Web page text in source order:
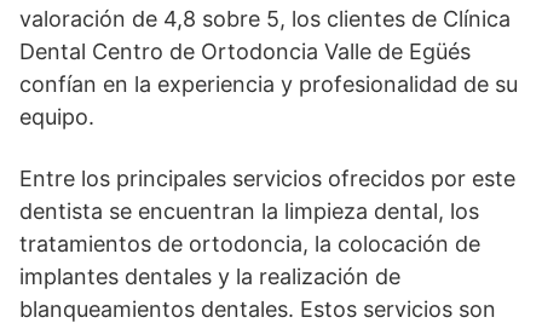
valoración de 4,8 sobre 5, los clientes de Clínica
Dental Centro de Ortodoncia Valle de Egüés
confían en la experiencia y profesionalidad de su
equipo.
Entre los principales servicios ofrecidos por este
dentista se encuentran la limpieza dental, los
tratamientos de ortodoncia, la colocación de
implantes dentales y la realización de
blanqueamientos dentales. Estos servicios son